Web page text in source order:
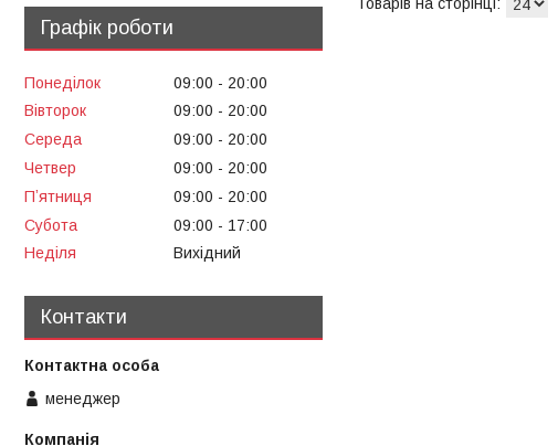
Графік роботи
Понеділок 09:00
20:00
Вівторок
09:00
20:00
Середа
09:00
20:00
Четвер
09:00
20:00
Пʼятниця
09:00
20:00
Субота
09:00
17:00
Неділя
Вихідний
Контакти
менеджер